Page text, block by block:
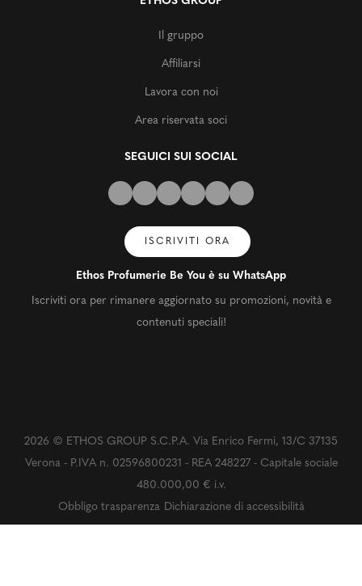
Il gruppo
Affiliarsi
Lavora con noi
Area riservata soci
SEGUICI SUI SOCIAL
ISCRIVITI ORA
Ethos Profumerie Be You è su WhatsApp
Iscriviti ora per rimanere aggiornato su promozioni, novità e
contenuti speciali!
2026 © ETHOS GROUP S.C.P.A. Via Enrico Fermi, 13/C 37135
Verona - P.IVA n. 02596800231 - REA 248227 - Capitale sociale
480.000,00 € i.v.
Obbligo trasparenza Dichiarazione di accessibilità